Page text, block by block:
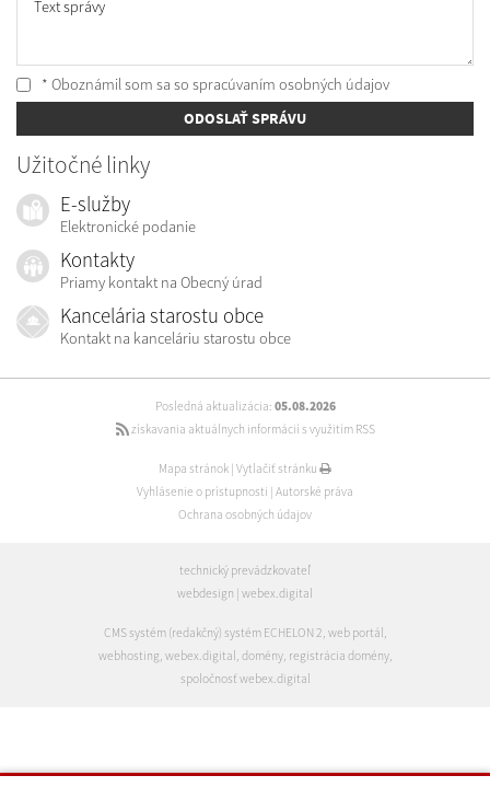
Text správy
* Oboznámil som sa so spracúvaním osobných údajov
ODOSLAŤ SPRÁVU
Užitočné linky
E-služby
Elektronické podanie
Kontakty
Priamy kontakt na Obecný úrad
Kancelária starostu obce
Kontakt na kanceláriu starostu obce
Posledná aktualizácia: 05.08.2026
získavania aktuálnych informácií s využitím RSS
Mapa stránok Vytlačiť stránku
Vyhlásenie o prístupnosti Autorské práva
Ochrana osobných údajov
technický prevádzkovateľ
webdesign webex.digital
CMS systém (redakčný) systém ECHELON 2, web portál ,
webhosting, webex.digital , domény, registrácia domény,
spoločnosť webex.digital